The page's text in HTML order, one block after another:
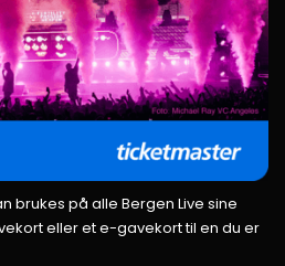
brukes på alle Bergen Live sine
eller et e-gavekort til en du er